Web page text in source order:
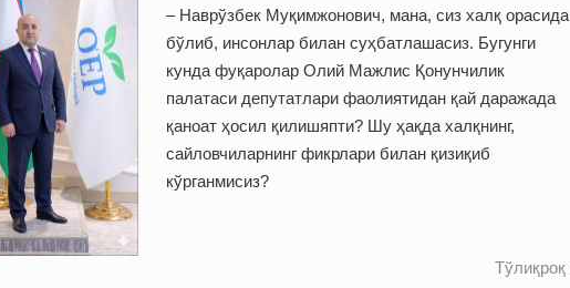
– Наврўзбек Муқимжонович, мана, сиз халқ орасида
бўлиб, инсонлар билан суҳбатлашасиз. Бугунги
кунда фуқаролар Олий Мажлис Қонунчилик
палатаси депутатлари фаолиятидан қай даражада
қаноат ҳосил қилишяпти? Шу ҳақда халқнинг,
сайловчиларнинг фикрлари билан қизиқиб
кўрганмисиз?
Тўлиқроқ